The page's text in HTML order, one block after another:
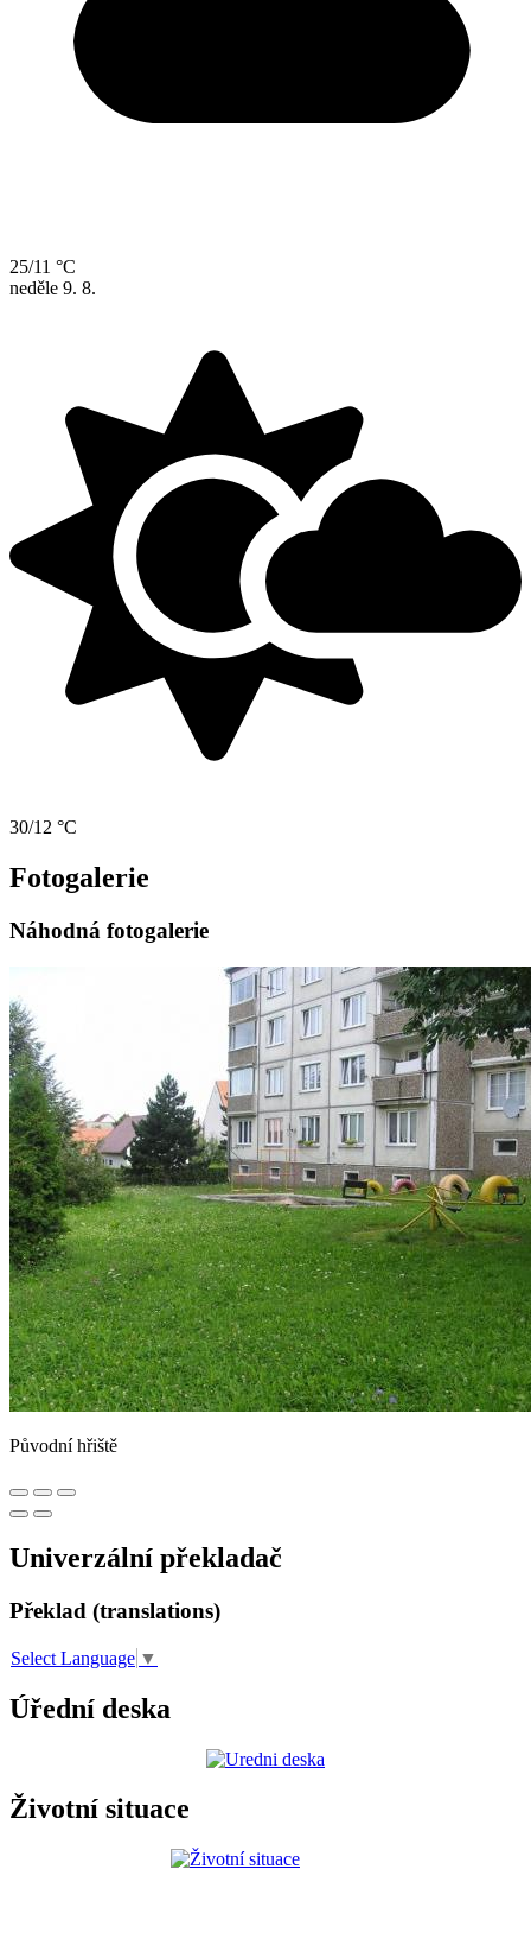
25/11 °C
neděle 9. 8.
30/12 °C
Fotogalerie
Náhodná fotogalerie
Původní hřiště
Univerzální překladač
Překlad (translations)
Select Language ▼
Úřední deska
Životní situace